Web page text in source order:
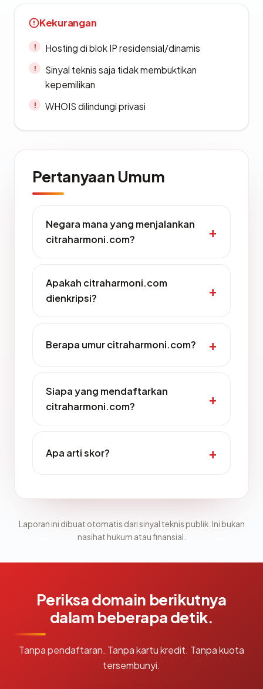
Kekurangan
Hosting di blok IP residensial/dinamis
Sinyal teknis saja tidak membuktikan
kepemilikan
WHOIS dilindungi privasi
Pertanyaan Umum
Negara mana yang menjalankan
citraharmoni.com?
Apakah citraharmoni.com
dienkripsi?
Berapa umur citraharmoni.com?
Siapa yang mendaftarkan
citraharmoni.com?
Apa arti skor?
Laporan ini dibuat otomatis dari sinyal teknis publik. Ini bukan
nasihat hukum atau finansial.
Periksa domain berikutnya
dalam beberapa detik.
Tanpa pendaftaran. Tanpa kartu kredit. Tanpa kuota
tersembunyi.